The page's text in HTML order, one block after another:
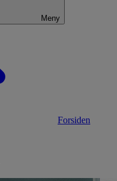
Meny
Forsiden